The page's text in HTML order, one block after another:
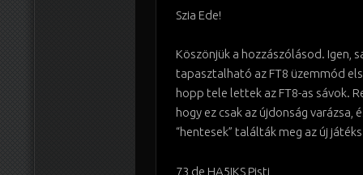
Szia Ede!
Köszönjük a hozzászólásod. Igen,
tapasztalható az FT8 üzemmód
hopp tele lettek az FT8-as sávok.
hogy ez csak az újdonság varázsa,
“hentesek” találták meg az új
73 de HA5IKS Pisti